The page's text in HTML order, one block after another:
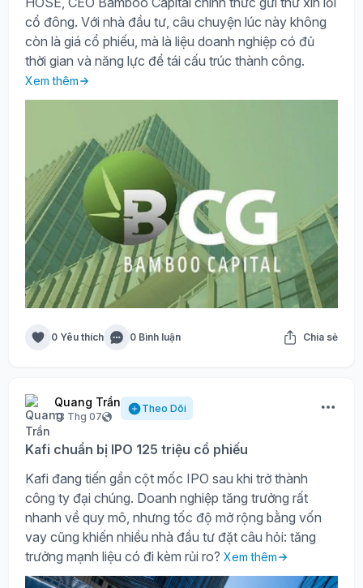
cổ đông. Với nhà đầu tư, câu chuyện lúc này không
còn là giá cổ phiếu, mà là liệu doanh nghiệp có đủ
thời gian và năng lực để tái cấu trúc thành công.
Xem thêm
0 Yêu thích 0 Bình luận Chia sẻ
Quang Trần
13 Thg 07
Theo Dõi
Kafi chuẩn bị IPO 125 triệu cổ phiếu
Kafi đang tiến gần cột mốc IPO sau khi trở thành
công ty đại chúng. Doanh nghiệp tăng trưởng rất
nhanh về quy mô, nhưng tốc độ mở rộng bằng vốn
vay cũng khiến nhiều nhà đầu tư đặt câu hỏi: tăng
trưởng mạnh liệu có đi kèm rủi ro? Xem thêm